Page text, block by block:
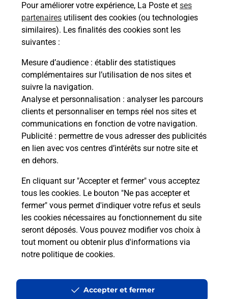
Pour améliorer votre expérience, La Poste et ses
partenaires utilisent des cookies (ou technologies
similaires). Les finalités des cookies sont les
suivantes :
Mesure d’audience : établir des statistiques
complémentaires sur l’utilisation de nos sites et
suivre la navigation.
Analyse et personnalisation : analyser les parcours
clients et personnaliser en temps réel nos sites et
communications en fonction de votre navigation.
Publicité : permettre de vous adresser des publicités
en lien avec vos centres d’intérêts sur notre site et
en dehors.
En cliquant sur "Accepter et fermer" vous acceptez
tous les cookies. Le bouton "Ne pas accepter et
fermer" vous permet d'indiquer votre refus et seuls
les cookies nécessaires au fonctionnement du site
seront déposés. Vous pouvez modifier vos choix à
tout moment ou obtenir plus d'informations via
notre politique de cookies.
Accepter et fermer
1 Rue Des Vignes
51480 Cuchery
Boîte aux Lettres La Poste
Collecte du courrier aujourd'hui à 09h00
1 Place De La Mairie
51480 Cuchery
Le lien s'ouvre dans un nouvel onglet
Localiser Liste Boîtes aux lettres Marne Cuchery
Accessibilité : partiellement conforme